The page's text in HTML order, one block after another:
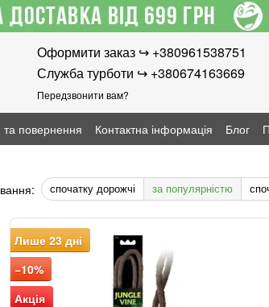
Оформити заказ ↪︎ +380961538751
Служба турботи ↪︎ +380674163669
Передзвонити вам?
повернення Контактна інформація Блог
спочатку дорожчі за популярністю
Лише 23 дні
−10%
Акція